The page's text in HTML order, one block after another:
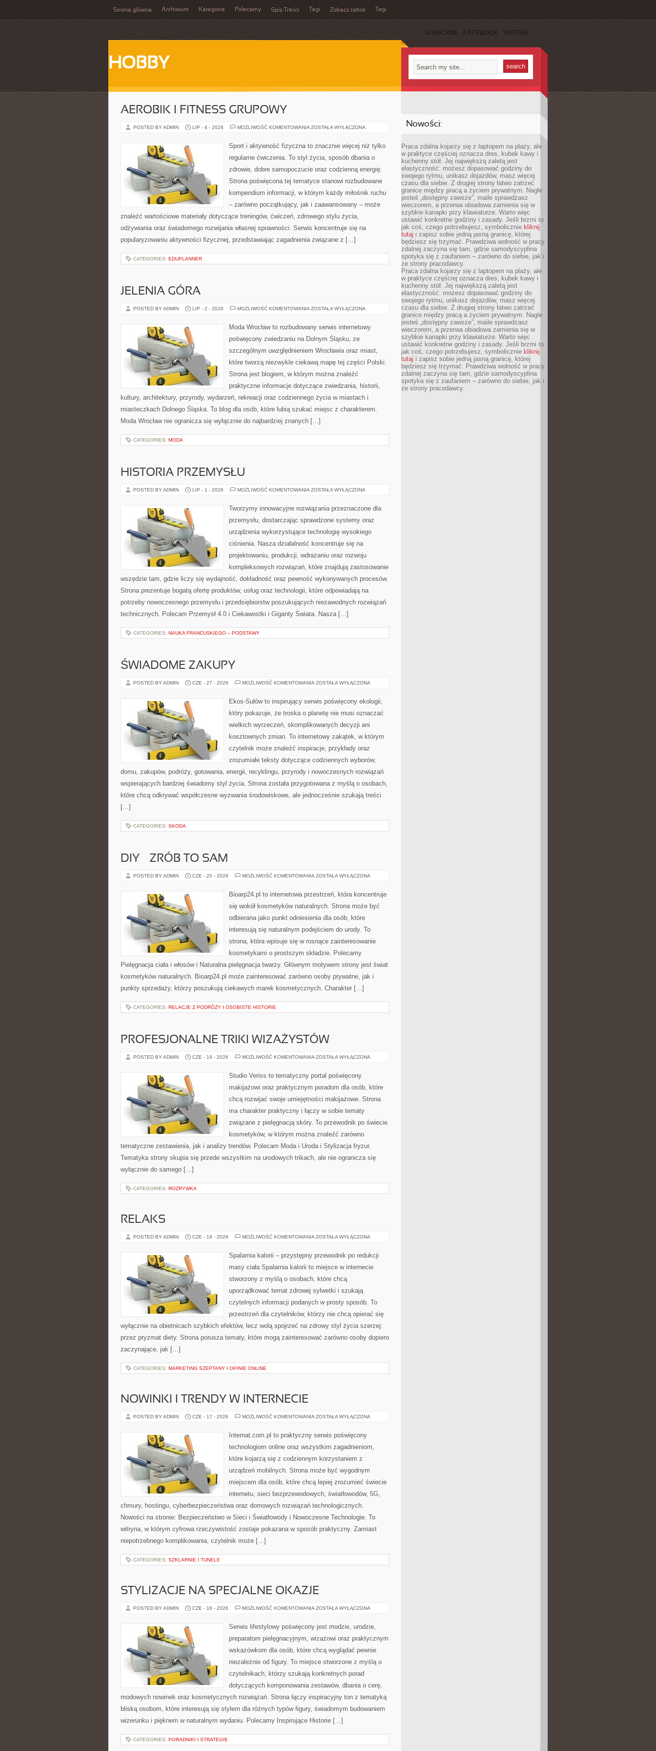
Strona główna Archiwum Kategorie Polecamy Spis Treści Tagi Zobacz także Tagi
SUBSCRIBE FACEBOOK TWITTER
HOBBY
AEROBIK I FITNESS GRUPOWY
POSTED BY ADMIN LIP - 4 - 2026 MOŻLIWOŚĆ KOMENTOWANIA AEROBIK
GRUPOWY
ZOSTAŁA WYŁĄCZONA
Sport i aktywność fizyczna to znacznie więcej niż tylko
regularne ćwiczenia. To styl życia, sposób dbania o
zdrowie, dobre samopoczucie oraz codzienną energię.
Strona poświęcona tej tematyce stanowi rozbudowane
kompendium informacji, w którym każdy miłośnik ruchu
– zarówno początkujący, jak i zaawansowany – może
znaleźć wartościowe materiały dotyczące treningów, ćwiczeń, zdrowego stylu życia,
odżywiania oraz świadomego rozwijania własnej sprawności. Serwis koncentruje się na
popularyzowaniu aktywności fizycznej, przedstawiając zagadnienia związane z […]
CATEGORIES: EDUPLANNER
JELENIA GÓRA
POSTED BY ADMIN LIP - 2 - 2026 MOŻLIWOŚĆ KOMENTOWANIA JELENIA
ZOSTAŁA WYŁĄCZONA
Moda Wrocław to rozbudowany serwis internetowy
poświęcony zwiedzaniu na Dolnym Śląsku, ze
szczególnym uwzględnieniem Wrocławia oraz miast,
które tworzą niezwykle ciekawą mapę tej części Polski.
Strona jest blogiem, w którym można znaleźć
praktyczne informacje dotyczące zwiedzania, historii,
kultury, architektury, przyrody, wydarzeń, rekreacji oraz codziennego życia w miastach i
miasteczkach Dolnego Śląska. To blog dla osób, które lubią szukać miejsc z charakterem.
Moda Wrocław nie ogranicza się wyłącznie do najbardziej znanych […]
CATEGORIES: MODA
HISTORIA PRZEMYSŁU
POSTED BY ADMIN LIP - 1 - 2026 MOŻLIWOŚĆ KOMENTOWANIA HISTORIA
ZOSTAŁA WYŁĄCZONA
Tworzymy innowacyjne rozwiązania przeznaczone dla
przemysłu, dostarczając sprawdzone systemy oraz
urządzenia wykorzystujące technologię wysokiego
ciśnienia. Nasza działalność koncentruje się na
projektowaniu, produkcji, wdrażaniu oraz rozwoju
kompleksowych rozwiązań, które znajdują zastosowanie
wszędzie tam, gdzie liczy się wydajność, dokładność oraz pewność wykonywanych procesów.
Strona prezentuje bogatą ofertę produktów, usług oraz technologii, które odpowiadają na
potrzeby nowoczesnego przemysłu i przedsiębiorstw poszukujących niezawodnych rozwiązań
technicznych. Polecam Przemysł 4.0 i Ciekawostki i Giganty Świata. Nasza […]
CATEGORIES: NAUKA FRANCUSKIEGO – PODSTAWY
ŚWIADOME ZAKUPY
POSTED BY ADMIN CZE - 27 - 2026 MOŻLIWOŚĆ KOMENTOWANIA ŚWIADOME
ZOSTAŁA WYŁĄCZONA
Ekos-Sułów to inspirujący serwis poświęcony ekologii,
który pokazuje, że troska o planetę nie musi oznaczać
wielkich wyrzeczeń, skomplikowanych decyzji ani
kosztownych zmian. To internetowy zakątek, w którym
czytelnik może znaleźć inspiracje, przykłady oraz
zrozumiałe teksty dotyczące codziennych wyborów,
domu, zakupów, podróży, gotowania, energii, recyklingu, przyrody i nowoczesnych rozwiązań
wspierających bardziej świadomy styl życia. Strona została przygotowana z myślą o osobach,
które chcą odkrywać współczesne wyzwania środowiskowe, ale jednocześnie szukają treści
[…]
CATEGORIES: SKODA
DIY – ZRÓB TO SAM
POSTED BY ADMIN CZE - 20 - 2026 MOŻLIWOŚĆ KOMENTOWANIA DIY
TO
SAM
ZOSTAŁA WYŁĄCZONA
Bioarp24.pl to internetowa przestrzeń, która koncentruje
się wokół kosmetyków naturalnych. Strona może być
odbierana jako punkt odniesienia dla osób, które
interesują się naturalnym podejściem do urody. To
strona, która wpisuje się w rosnące zainteresowanie
kosmetykami o prostszym składzie. Polecamy
Pielęgnacja ciała i włosów i Naturalna pielęgnacja twarzy. Głównym motywem strony jest świat
kosmetyków naturalnych. Bioarp24.pl może zainteresować zarówno osoby prywatne, jak i
punkty sprzedaży, którzy poszukują ciekawych marek kosmetycznych. Charakter […]
CATEGORIES: RELACJE Z PODRÓŻY I OSOBISTE HISTORIE
PROFESJONALNE TRIKI WIZAŻYSTÓW
POSTED BY ADMIN CZE - 19 - 2026 MOŻLIWOŚĆ KOMENTOWANIA PROFESJONALNE
ZOSTAŁA WYŁĄCZONA
Studio Veriss to tematyczny portal poświęcony
makijażowi oraz praktycznym poradom dla osób, które
chcą rozwijać swoje umiejętności makijażowe. Strona
ma charakter praktyczny i łączy w sobie tematy
związane z pielęgnacją skóry. To przewodnik po świecie
kosmetyków, w którym można znaleźć zarówno
tematyczne zestawienia, jak i analizy trendów. Polecam Moda i Uroda i Stylizacja fryzur.
Tematyka strony skupia się przede wszystkim na urodowych trikach, ale nie ogranicza się
wyłącznie do samego […]
CATEGORIES: ROZRYWKA
RELAKS
POSTED BY ADMIN CZE - 18 - 2026 MOŻLIWOŚĆ KOMENTOWANIA RELAKS
ZOSTAŁA WYŁĄCZONA
Spalarnia kalorii – przystępny przewodnik po redukcji
masy ciała Spalarnia kalorii to miejsce w internecie
stworzony z myślą o osobach, które chcą
uporządkować temat zdrowej sylwetki i szukają
czytelnych informacji podanych w prosty sposób. To
przestrzeń dla czytelników, którzy nie chcą opierać się
wyłącznie na obietnicach szybkich efektów, lecz wolą spojrzeć na zdrowy styl życia szerzej:
przez pryzmat diety. Strona porusza tematy, które mogą zainteresować zarówno osoby dopiero
zaczynające, jak […]
CATEGORIES: MARKETING SZEPTANY I OPINIE ONLINE
NOWINKI I TRENDY W INTERNECIE
POSTED BY ADMIN CZE - 17 - 2026 MOŻLIWOŚĆ KOMENTOWANIA NOWINKI
INTERNECIE
ZOSTAŁA WYŁĄCZONA
Internat.com.pl to praktyczny serwis poświęcony
technologiom online oraz wszystkim zagadnieniom,
które kojarzą się z codziennym korzystaniem z
urządzeń mobilnych. Strona może być wygodnym
miejscem dla osób, które chcą lepiej zrozumieć świecie
internetu, sieci bezprzewodowych, światłowodów, 5G,
chmury, hostingu, cyberbezpieczeństwa oraz domowych rozwiązań technologicznych.
Nowości na stronie: Bezpieczeństwo w Sieci i Światłowody i Nowoczesne Technologie. To
witryna, w którym cyfrowa rzeczywistość zostaje pokazana w sposób praktyczny. Zamiast
niepotrzebnego komplikowania, czytelnik może […]
CATEGORIES: SZKLARNIE I TUNELE
STYLIZACJE NA SPECJALNE OKAZJE
POSTED BY ADMIN CZE - 16 - 2026 MOŻLIWOŚĆ KOMENTOWANIA STYLIZACJE
OKAZJE
ZOSTAŁA WYŁĄCZONA
Serwis lifestylowy poświęcony jest modzie, urodzie,
preparatom pielęgnacyjnym, wizażowi oraz praktycznym
wskazówkom dla osób, które chcą wyglądać pewnie
niezależnie od figury. To miejsce stworzone z myślą o
czytelnikach, którzy szukają konkretnych porad
dotyczących komponowania zestawów, dbania o cerę,
modowych nowinek oraz kosmetycznych rozwiązań. Strona łączy inspiracyjny ton z tematyką
bliską osobom, które interesują się stylem dla różnych typów figury, świadomym budowaniem
wizerunku i pięknem w naturalnym wydaniu. Polecamy Inspirujące Historie […]
CATEGORIES: PORADNIKI I STRATEGIE
Nowości:
Praca zdalna kojarzy się z laptopem na plaży, ale
w praktyce częściej oznacza dres, kubek kawy i
kuchenny stół. Jej największą zaletą jest
elastyczność: możesz dopasować godziny do
swojego rytmu, unikasz dojazdów, masz więcej
czasu dla siebie. Z drugiej strony łatwo zatrzeć
granice między pracą a życiem prywatnym. Nagle
jesteś „dostępny zawsze”, maile sprawdzasz
wieczorem, a przerwa obiadowa zamienia się w
szybkie kanapki przy klawiaturze. Warto więc
ustawić konkretne godziny i zasady. Jeśli brzmi to
jak coś, czego potrzebujesz, symbolicznie kliknij
tutaj i zapisz sobie jedną jasną granicę, której
będziesz się trzymać. Prawdziwa wolność w pracy
zdalnej zaczyna się tam, gdzie samodyscyplina
spotyka się z zaufaniem – zarówno do siebie, jak i
ze strony pracodawcy.
Praca zdalna kojarzy się z laptopem na plaży, ale
w praktyce częściej oznacza dres, kubek kawy i
kuchenny stół. Jej największą zaletą jest
elastyczność: możesz dopasować godziny do
swojego rytmu, unikasz dojazdów, masz więcej
czasu dla siebie. Z drugiej strony łatwo zatrzeć
granice między pracą a życiem prywatnym. Nagle
jesteś „dostępny zawsze”, maile sprawdzasz
wieczorem, a przerwa obiadowa zamienia się w
szybkie kanapki przy klawiaturze. Warto więc
ustawić konkretne godziny i zasady. Jeśli brzmi to
jak coś, czego potrzebujesz, symbolicznie kliknij
tutaj i zapisz sobie jedną jasną granicę, której
będziesz się trzymać. Prawdziwa wolność w pracy
zdalnej zaczyna się tam, gdzie samodyscyplina
spotyka się z zaufaniem – zarówno do siebie, jak i
ze strony pracodawcy.